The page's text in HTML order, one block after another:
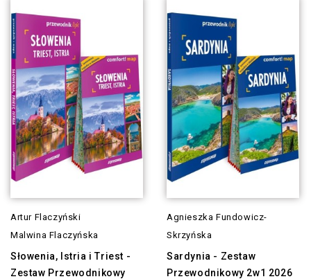
Artur Flaczyński
Malwina Flaczyńska
Słowenia, Istria i Triest -
Zestaw Przewodnikowy
Agnieszka Fundowicz-
Skrzyńska
Sardynia - Zestaw
Przewodnikowy 2w1 2026